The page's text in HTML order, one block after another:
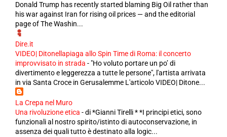
Donald Trump has recently started blaming Big Oil rather than
his war against Iran for rising oil prices — and the editorial
page of The Washin...
Dire.it
VIDEO| Ditonellapiaga allo Spin Time di Roma: il concerto
improvvisato in strada - "Ho voluto portare un po’ di
divertimento e leggerezza a tutte le persone", l'artista arrivata
in via Santa Croce in Gerusalemme L'articolo VIDEO| Ditone...
La Crepa nel Muro
Una rivoluzione etica -di *Gianni Tirelli * *I principi etici, sono
funzionali al nostro spirito/istinto di autoconservazione, in
assenza dei quali tutto è destinato alla logic...